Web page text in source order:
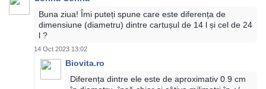
Buna ziua! Îmi puteți spune care este diferența de
dimensiune (diametru) dintre cartușul de 14 l și cel de 24
l ?
14 Oct 2023 13:02
Biovita.ro
Diferența dintre ele este de aproximativ 0.9 cm